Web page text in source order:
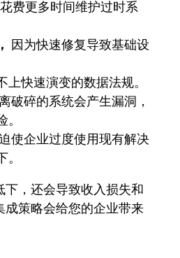
花费更多时间维护过时系
因为快速修复导致基础设
上快速演变的数据法规。
破碎的系统会产生漏洞，
使企业过度使用现有解决
，还会导致收入损失和
策略会给您的企业带来